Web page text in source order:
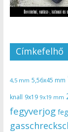
Címkefelhő
4,5 mm 5,56x45 mm
knall 9x19 9x19 mm
fegyverjog